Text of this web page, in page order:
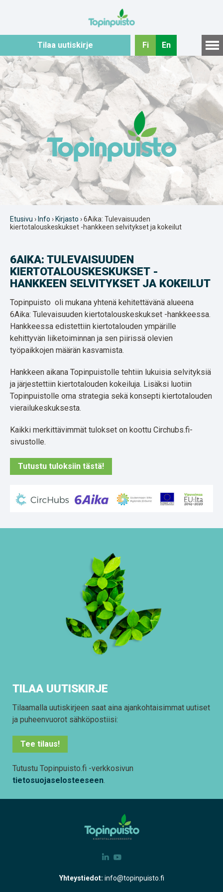
Tilaa uutiskirje Fi En
Etusivu › Info › Kirjasto ›6Aika: Tulevaisuuden
kiertotalouskeskukset -hankkeen selvitykset ja kokeilut
6AIKA: TULEVAISUUDEN
KIERTOTALOUSKESKUKSET -
HANKKEEN SELVITYKSET JA KOKEILUT
Topinpuisto oli mukana yhtenä kehitettävänä alueena
6Aika: Tulevaisuuden kiertotalouskeskukset -hankkeessa.
Hankkeessa edistettiin kiertotalouden ympärille
kehittyvän liiketoiminnan ja sen piirissä olevien
työpaikkojen määrän kasvamista.
Hankkeen aikana Topinpuistolle tehtiin lukuisia selvityksiä
ja järjestettiin kiertotalouden kokeiluja. Lisäksi luotiin
Topinpuistolle oma strategia sekä konsepti kiertotalouden
vierailukeskuksesta.
Kaikki merkittävimmät tulokset on koottu Circhubs.fi-
sivustolle.
Tutustu tuloksiin tästä!
TILAA UUTISKIRJE
Tilaamalla uutiskirjeen saat aina ajankohtaisimmat uutiset
ja puheenvuorot sähköpostiisi:
Tee tilaus!
Tutustu Topinpuisto.fi -verkkosivun
tietosuojaselosteeseen.
Yhteystiedot: info@topinpuisto.fi